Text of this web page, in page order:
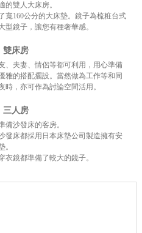
的雙人大床房。
寬160公分的大床墊。鏡子為梳粧台式
型鏡子，讓您有種奢華感。
雙床房
、夫妻、情侶等都可利用，用心準備
雅的搭配擺設。當然做為工作等和同
時，亦可作為討論空間活用。
三人房
備沙發床的客房。
發床都採用日本床墊公司製造擁有安
。
衣鏡都準備了較大的鏡子。